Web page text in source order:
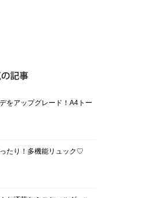
をアップグレード！A4トー
たり！多機能リュック♡